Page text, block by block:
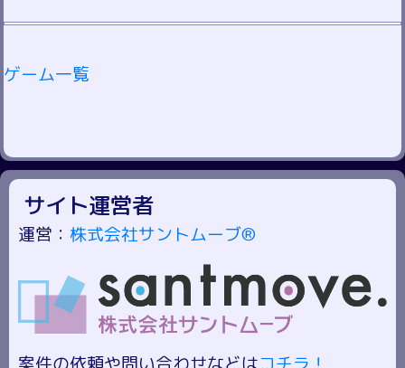
ゲーム一覧
サイト運営者
運営： 株式会社サントムーブ®
案件の依頼や問い合わせなどはコチラ！